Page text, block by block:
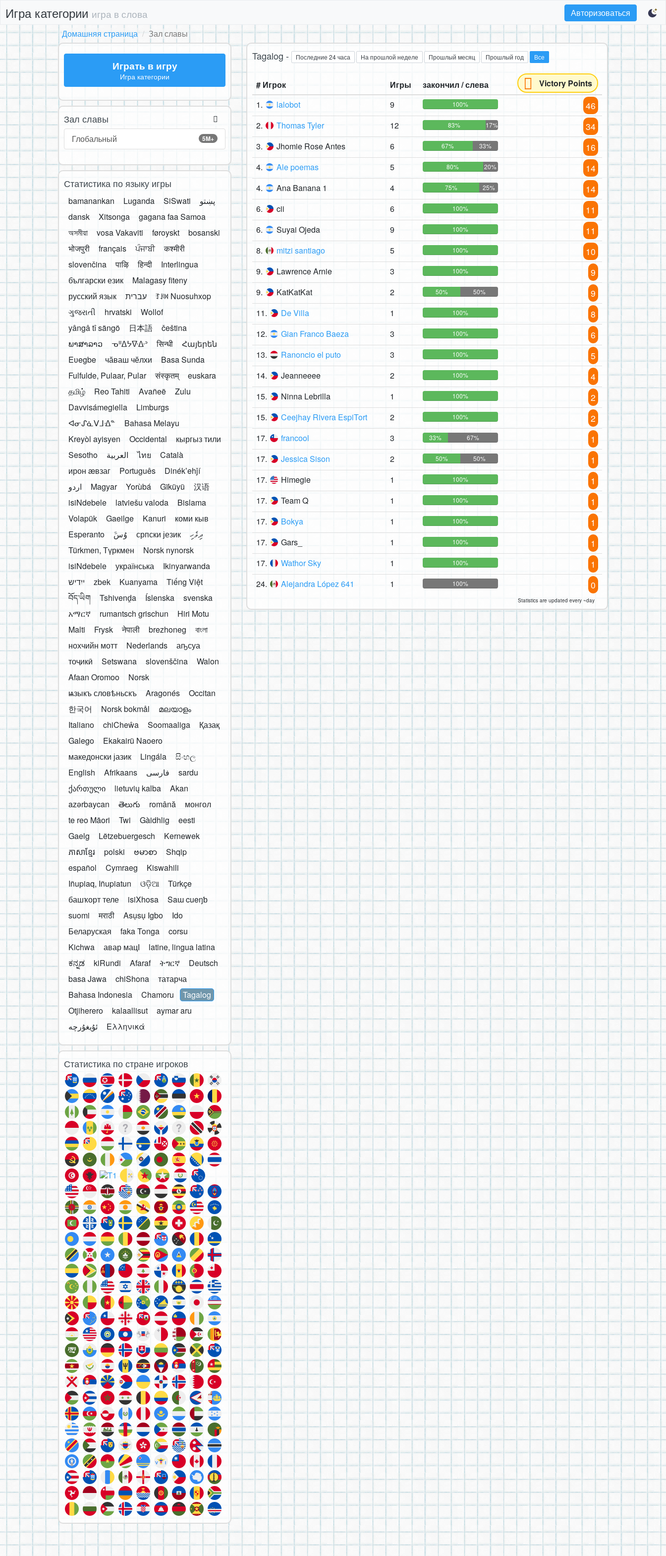
Игра категории игра в слова
Авторизоваться
Домашняя страница
Зал славы
Tagalog - Последние 24 часа На прошлой неделе Прошлый месяц Прошлый год Все
# Игрок Игры закончил / слева
Victory Points
1.
lalobot 9 100% 46
2. Thomas Tyler 12 83% 17% 34
3. Jhomie Rose Antes 6 67% 33% 16
4. Ale poemas 5 80% 20% 14
4. Ana Banana 1 4 75% 25% 14
6. cii 6 100% 11
6. Suyai Ojeda 9 100% 11
8. mitzi santiago 5 100% 10
9. Lawrence Arnie 3 100% 9
9. KatKatKat 2 50% 50% 9
11. De Villa 1 100% 8
12. Gian Franco Baeza 3 100% 6
13. Ranoncio el puto 3 100% 5
14. Jeanneeee 2 100% 4
15. Ninna Lebrilla 1 100% 2
15. Ceejhay Rivera EspiTort 2 100% 2
17. francool 3 33% 67% 1
17. Jessica Sison 2 50% 50% 1
17. Himegie 1 100% 1
17. Team Q 1 100% 1
17. Bokya 1 100% 1
17. Gars_ 1 100% 1
17. Wathor Sky 1 100% 1
24. Alejandra López 641 1 100% 0
Statistics are updated every ~day
Играть в игру
Игра категории
Зал славы
5M+
Глобальный
Статистика по языку игры
bamanankan Luganda SiSwati
پښتو
dansk
Xitsonga
gagana faa Samoa
অসমীয়া
vosa Vakaviti føroyskt
bosanski
भोजपुरी
français ਪੰਜਾਬੀ
कश्मीरी
slovenčina
पाऴि हिन्दी
Interlingua
български език
Malagasy fiteny
русский язык
עברית
ꆈꌠ꒿ Nuosuhxop
ગુજરાતી
hrvatski
Wollof
yângâ tî sängö
日本語
čeština
ພາສາລາວ
ᓀᐦᐃᔭᐍᐏᐣ सिन्धी
Հայերեն
Eʋegbe
чӑваш чӗлхи
Basa Sunda
Fulfulde, Pulaar, Pular
संस्कृतम्
euskara
தமிழ்
Reo Tahiti Avañeẽ
Zulu
Davvisámegiella
Limburgs
ᐊᓂᔑᓈᐯᒧᐎᓐ
Bahasa Melayu
Kreyòl ayisyen
Occidental
кыргыз тили
Sesotho
العربية ไทย
Català
ирон æвзаг
Português
Dinékʼehǰí
اردو
Magyar Yorùbá Gĩkũyũ
汉语
isiNdebele
latviešu valoda
Bislama
Volapük
Gaeilge Kanuri
коми кыв
Esperanto
َوُسَ српски језик
ދިވެހި
Türkmen, Түркмен
Norsk nynorsk
isiNdebele
українська
Ikinyarwanda
ייִדיש
zbek Kuanyama
Tiếng Việt
བོད་ཡིག
Tshivenḓa Íslenska
svenska
አማርኛ
rumantsch grischun
Hiri Motu
Malti
Frysk नेपाली brezhoneg
বাংলা
нохчийн мотт
Nederlands
аҧсуа
тоҷикӣ
Setswana slovenščina
Walon
Afaan Oromoo
Norsk
ѩзыкъ словѣньскъ
Aragonés
Occitan
한국어
Norsk bokmål
മലയാളം
Italiano
chiCheŵa Soomaaliga
Қазақ
Galego
Ekakairũ Naoero
македонски јазик
Lingála
සිංහල
English
Afrikaans فارسی
sardu
ქართული
lietuvių kalba
Akan
azərbaycan
తెలుగు română
монгол
te reo Māori
Twi Gàidhlig
eesti
Gaelg
Lëtzebuergesch
Kernewek
ភាសាខ្មែរ
polski ဗမာစာ
Shqip
español
Cymraeg
Kiswahili
Iñupiaq, Iñupiatun
ଓଡ଼ିଆ
Türkçe
башҡорт теле
isiXhosa
Saɯ cueŋƅ
suomi
मराठी Asụsụ Igbo
Ido
Беларуская
faka Tonga
corsu
Kichwa
авар мацӀ
latine, lingua latina
ಕನ್ನಡ
kiRundi Afaraf ትግርኛ
Deutsch
basa Jawa
chiShona
татарча
Bahasa Indonesia
Chamoru
Tagalog
Otjiherero
kalaallisut
aymar aru
Ελληνικά
Статистика по стране игроков